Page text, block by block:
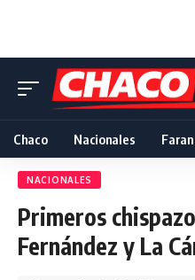
Chaco Nacionales
NACIONALES
Primeros
Fernández y La